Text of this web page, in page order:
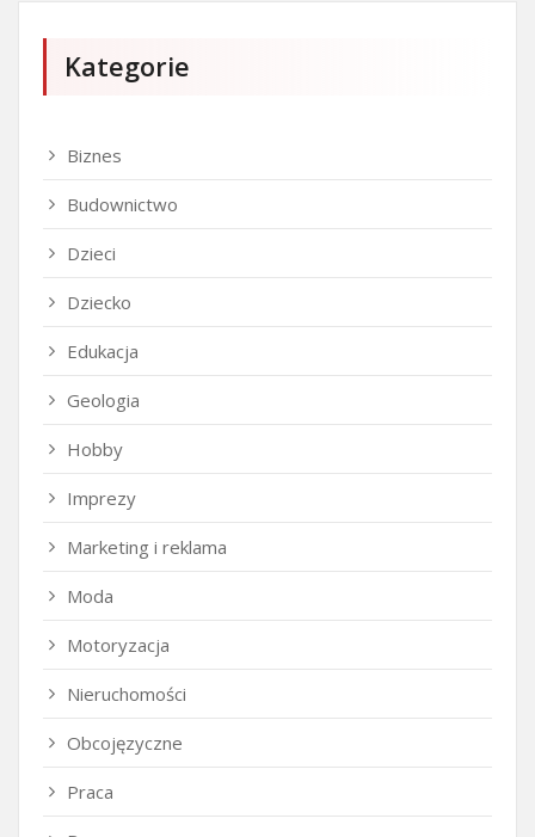
Kategorie
Biznes
Budownictwo
Dzieci
Dziecko
Edukacja
Geologia
Hobby
Imprezy
Marketing i reklama
Moda
Motoryzacja
Nieruchomości
Obcojęzyczne
Praca